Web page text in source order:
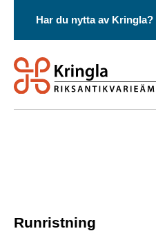
Har du nytta av Kringla?
Runristning